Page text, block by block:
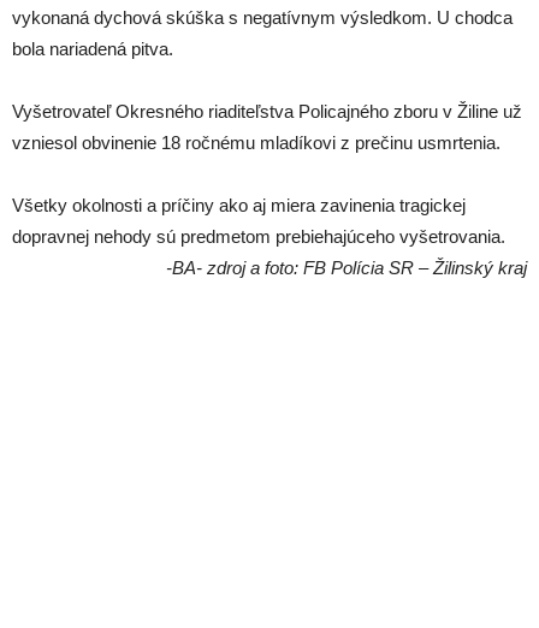
vykonaná dychová skúška s negatívnym výsledkom. U chodca
bola nariadená pitva.
Vyšetrovateľ Okresného riaditeľstva Policajného zboru v Žiline už
vzniesol obvinenie 18 ročnému mladíkovi z prečinu usmrtenia.
Všetky okolnosti a príčiny ako aj miera zavinenia tragickej
dopravnej nehody sú predmetom prebiehajúceho vyšetrovania.
-BA- zdroj a foto: FB Polícia SR – Žilinský kraj